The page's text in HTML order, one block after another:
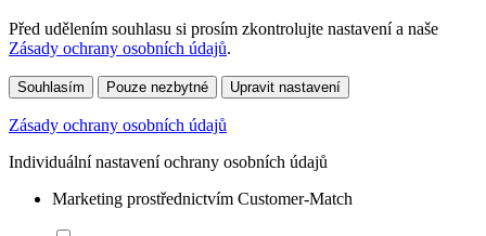
Před udělením souhlasu si prosím zkontrolujte nastavení a naše
Zásady ochrany osobních údajů.
Souhlasím Pouze nezbytné Upravit nastavení
Zásady ochrany osobních údajů
Individuální nastavení ochrany osobních údajů
Marketing prostřednictvím Customer-Match